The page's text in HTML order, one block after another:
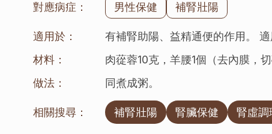
對應病症： 男性保健 補腎壯陽
適用於：
有補腎助陽、益精通便的作用。
材料：
肉蓯蓉10克，羊腰1個（去內膜，
做法：
同煮成粥。
相關搜尋： 補腎壯陽 腎臟保健 腎虛調